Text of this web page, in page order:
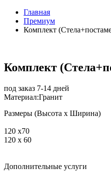
Главная
Премиум
Комплект
Комплект
под заказ 7-14 дней
Материал:Гранит
Размеры (Высота х Ширина)
120 х70
120 x 60
Дополнительные услуги